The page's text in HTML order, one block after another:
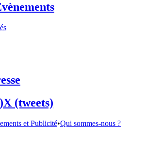
(tweets)
et Publicité•Qui sommes-nous ?
ne
son retour sur
le 18 mars 2024 19:33